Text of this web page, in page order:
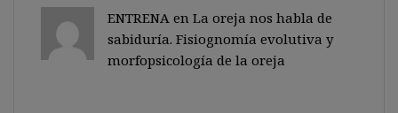
ENTRENA en La oreja nos habla de
sabiduría. Fisiognomía evolutiva y
morfopsicología de la oreja